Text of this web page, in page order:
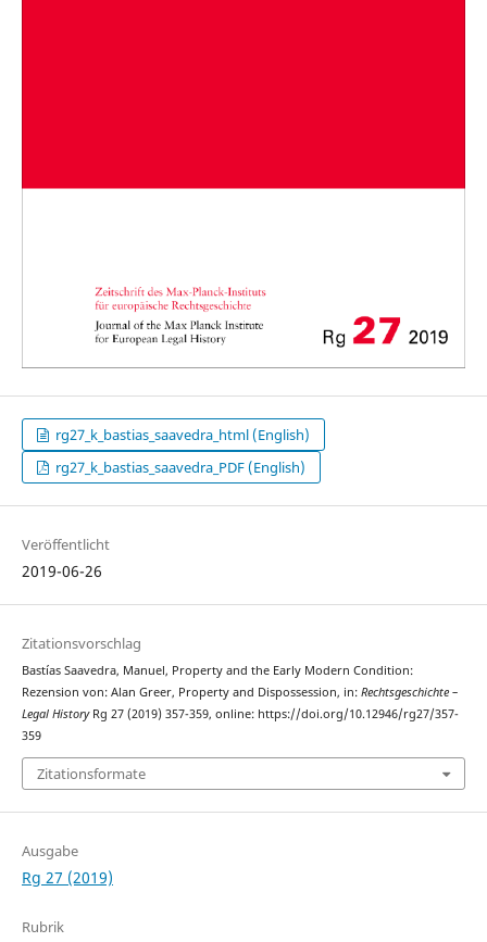
rg27_k_bastias_saavedra_html (English)
rg27_k_bastias_saavedra_PDF (English)
Veröffentlicht
2019-06-26
Zitationsvorschlag
Bastías Saavedra, Manuel, Property and the Early Modern Condition:
Rezension von: Alan Greer, Property and Dispossession, in: Rechtsgeschichte –
Legal HistoryRg 27 (2019) 357-359, online: https://doi.org/10.12946/rg27/357-
359
Zitationsformate
Ausgabe
Rg 27 (2019)
Rubrik